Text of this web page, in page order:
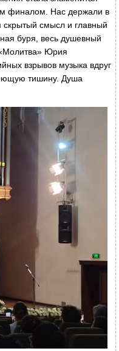
финалом. Нас держали в
скрытый смысл и главный
буря, весь душевный
Юрия
взрывов музыка вдруг
тишину. Душа